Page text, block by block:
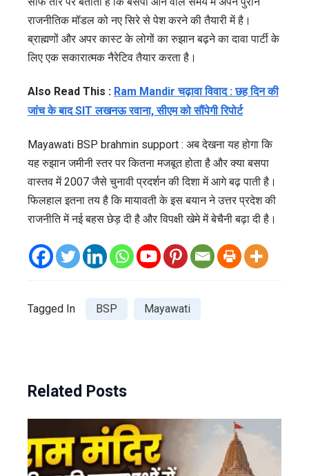
राजनीतिक मॉडल को नए सिरे से पेश करने की तैयारी में है।
ब्राह्मणों और अपर कास्ट के लोगों का रुझान बढ़ने का दावा पार्टी के
लिए एक सकारात्मक नैरेटिव तैयार करता है।
Also Read This : Ram Mandir चढ़ावा विवाद : छह दिन की
जांच के बाद SIT लखनऊ रवाना, सीएम को सौंपेगी रिपोर्ट
Mayawati BSP brahmin support : अब देखना यह होगा कि
यह रुझान जमीनी स्तर पर कितना मजबूत होता है और क्या बसपा
वास्तव में 2007 जैसे चुनावी प्रदर्शन की दिशा में आगे बढ़ पाती है।
फिलहाल इतना तय है कि मायावती के इस बयान ने उत्तर प्रदेश की
राजनीति में नई बहस छेड़ दी है और विपक्षी खेमे में बेचैनी बढ़ा दी है।
Tagged In BSP Mayawati
Related Posts